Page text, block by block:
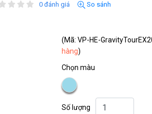
0 đánh giá So sánh
(Mã: VP-HE-
hàng)
Chọn màu
Số lượng